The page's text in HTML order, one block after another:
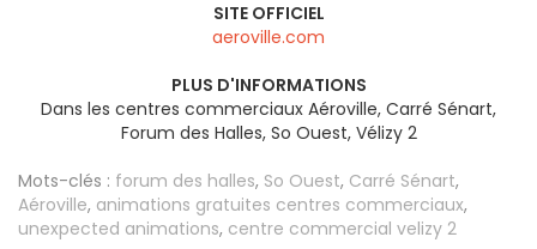
SITE OFFICIEL
aeroville.com
PLUS D'INFORMATIONS
Dans les centres commerciaux Aéroville, Carré Sénart,
Forum des Halles, So Ouest, Vélizy 2
Mots-clés : forum des halles, So Ouest, Carré Sénart,
Aéroville, animations gratuites centres commerciaux,
unexpected animations, centre commercial velizy 2